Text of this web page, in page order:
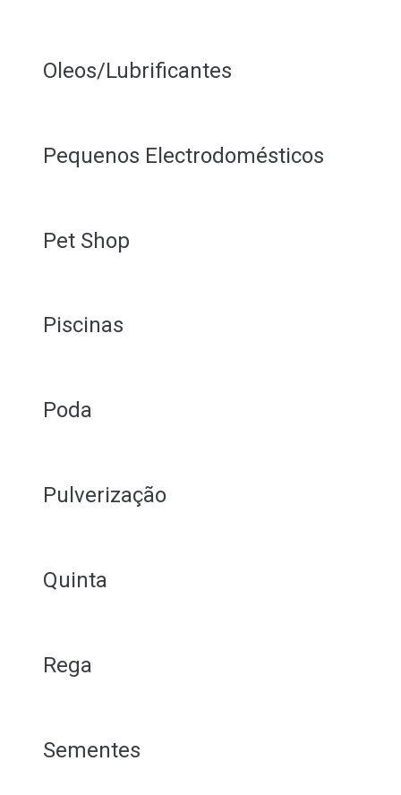
Oleos/Lubrificantes
Pequenos Electrodomésticos
Pet Shop
Piscinas
Poda
Pulverização
Quinta
Rega
Sementes